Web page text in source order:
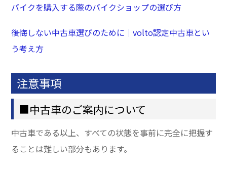
バイクを購入する際のバイクショップの選び方
後悔しない中古車選びのために｜volto認定中古車とい
う考え方
注意事項
■中古車のご案内について
中古車である以上、すべての状態を事前に完全に把握す
ることは難しい部分もあります。